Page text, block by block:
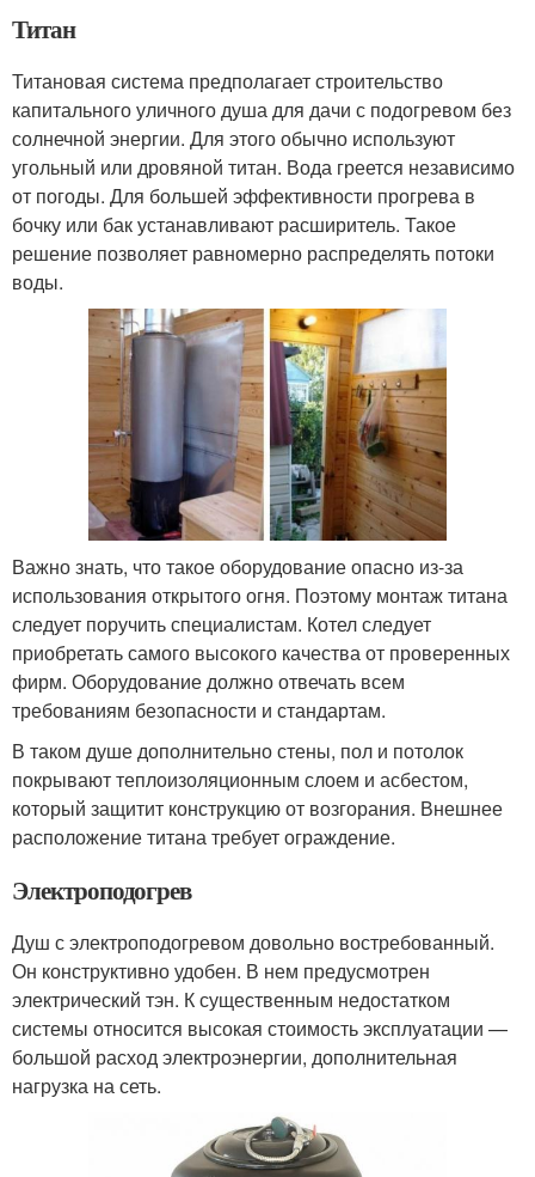
Титан
Титановая система предполагает строительство
капитального уличного душа для дачи с подогревом без
солнечной энергии. Для этого обычно используют
угольный или дровяной титан. Вода греется независимо
от погоды. Для большей эффективности прогрева в
бочку или бак устанавливают расширитель. Такое
решение позволяет равномерно распределять потоки
воды.
Важно знать, что такое оборудование опасно из-за
использования открытого огня. Поэтому монтаж титана
следует поручить специалистам. Котел следует
приобретать самого высокого качества от проверенных
фирм. Оборудование должно отвечать всем
требованиям безопасности и стандартам.
В таком душе дополнительно стены, пол и потолок
покрывают теплоизоляционным слоем и асбестом,
который защитит конструкцию от возгорания. Внешнее
расположение титана требует ограждение.
Электроподогрев
Душ с электроподогревом довольно востребованный.
Он конструктивно удобен. В нем предусмотрен
электрический тэн. К существенным недостатком
системы относится высокая стоимость эксплуатации —
большой расход электроэнергии, дополнительная
нагрузка на сеть.